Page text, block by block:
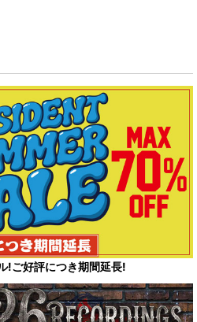
り込む
!ご好評につき期間延長!